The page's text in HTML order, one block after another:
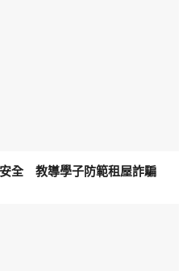
全 教導學子防範租屋詐騙